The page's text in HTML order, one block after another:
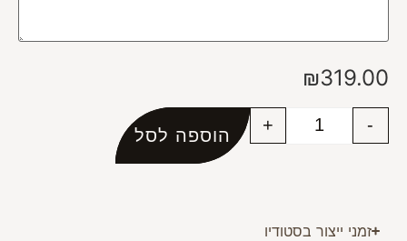
₪319.00
-
+
הוספה לסל
זמני ייצור בסטודיו